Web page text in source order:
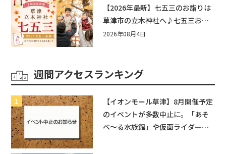
【2026年最新】七五三のお詣りは
草津市の立木神社へ♪七五三お祝
い企画をご紹介！
2026年08月4日
週間アクセスランキング
【イオンモール草津】8月開催予定
のイベントが多数中止に。「あそ
べ〜る水族館」や仮面ライダーシ